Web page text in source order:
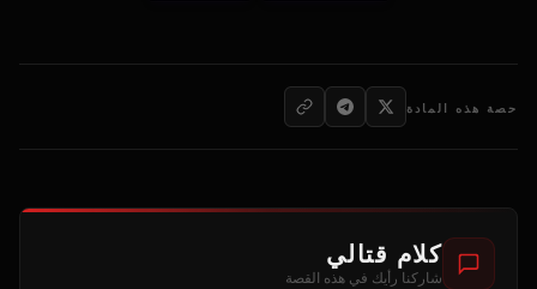
حصة هذه المادة
كلام قتالي
شاركنا رأيك في هذه القصة